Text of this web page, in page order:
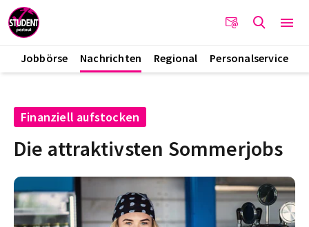
Jobbörse Nachrichten Regional Personalservice
Finanziell aufstocken
Die attraktivsten Sommerjobs